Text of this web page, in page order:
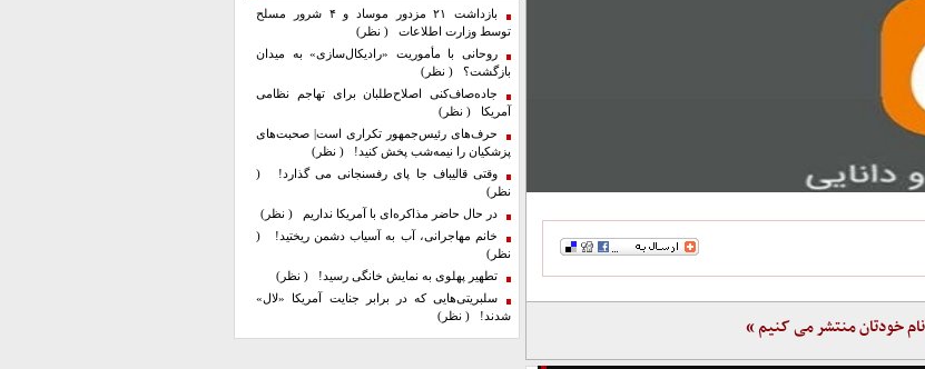
خودتان منتشر می کنیم »
بازداشت ۲۱ مزدور موساد و ۴ شرور مسلح
توسط وزارت اطلاعات ( نظر)
روحانی با مأموریت «رادیکال‌سازی» به میدان
بازگشت؟ ( نظر)
جاده‌صاف‌کنی اصلاح‌طلبان برای تهاجم نظامی
آمریکا ( نظر)
حرف‌های رئیس‌جمهور تکراری است| صحبت‌های
پزشکیان را نیمه‌شب پخش کنید! ( نظر)
وقتی قالیباف جا پای رفسنجانی می گذارد! (
نظر)
در حال حاضر مذاکره‌ای با آمریکا نداریم ( نظر)
خانم مهاجرانی، آب به آسیاب دشمن ریختید! (
نظر)
تطهیر پهلوی به نمایش خانگی رسید! ( نظر)
سلبریتی‌هایی که در برابر جنایت آمریکا «لال»
شدند! ( نظر)